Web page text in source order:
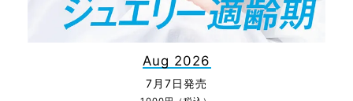
Aug 2026
7月7日発売